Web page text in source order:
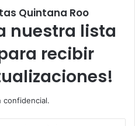
Quintana Roo
nuestra lista
recibir
confidencial.